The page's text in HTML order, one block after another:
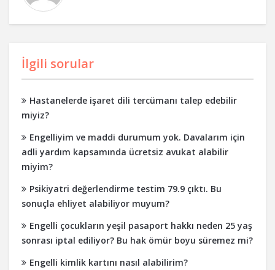
İlgili sorular
Hastanelerde işaret dili tercümanı talep edebilir
miyiz?
Engelliyim ve maddi durumum yok. Davalarım için
adli yardım kapsamında ücretsiz avukat alabilir
miyim?
Psikiyatri değerlendirme testim 79.9 çıktı. Bu
sonuçla ehliyet alabiliyor muyum?
Engelli çocukların yeşil pasaport hakkı neden 25 yaş
sonrası iptal ediliyor? Bu hak ömür boyu süremez mi?
Engelli kimlik kartını nasıl alabilirim?